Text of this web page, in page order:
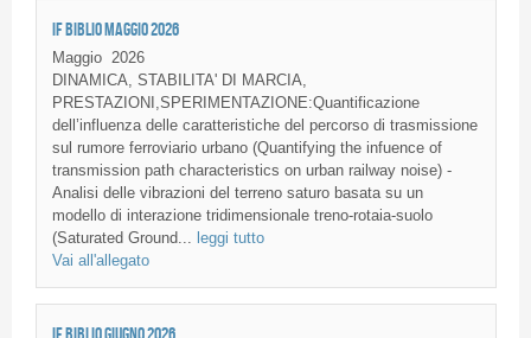
IF BIBLIO MAGGIO 2026
Maggio
2026
DINAMICA, STABILITA' DI MARCIA,
PRESTAZIONI,SPERIMENTAZIONE:Quantificazione
dell’influenza delle caratteristiche del percorso di trasmissione
sul rumore ferroviario urbano (Quantifying the infuence of
transmission path characteristics on urban railway noise) -
Analisi delle vibrazioni del terreno saturo basata su un
modello di interazione tridimensionale treno-rotaia-suolo
(Saturated Ground...
leggi tutto
Vai all'allegato
IF BIBLIO GIUGNO 2026